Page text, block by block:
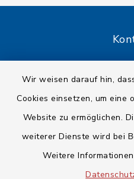
Wir weisen darauf hin,
Cookies einsetzen, um eine
Website zu ermöglichen.
weiterer Dienste wird bei
Weitere